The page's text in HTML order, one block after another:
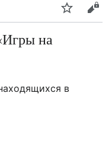
Следить
на
в